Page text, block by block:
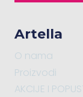
Artella
O nama
Proizvodi
AKCIJE I